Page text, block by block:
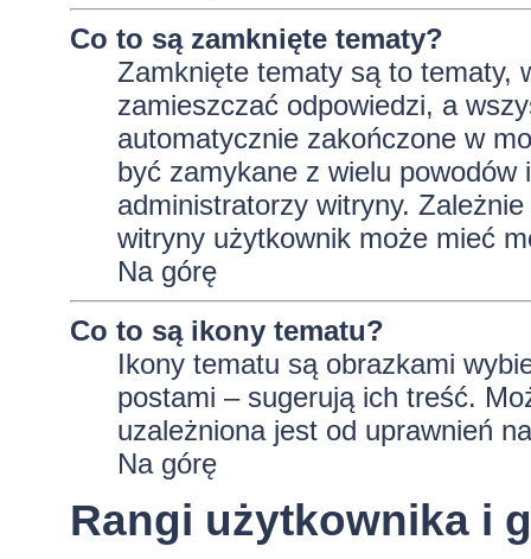
Co to są zamknięte tematy?
Zamknięte tematy są to tematy,
zamieszczać odpowiedzi, a
automatycznie zakończone w
być zamykane z wielu
administratorzy witryny.
witryny użytkownik może mieć
Na górę
Co to są ikony tematu?
Ikony tematu są obrazkami
postami – sugerują ich treść.
uzależniona jest od uprawnień
Na górę
Rangi użytkownika i